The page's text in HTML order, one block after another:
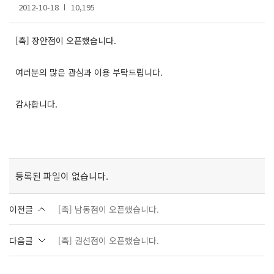
2012-10-18 10,195
[축] 장안점이 오픈했습니다.
여러분의 많은 관심과 이용 부탁드립니다.
감사합니다.
등록된 파일이 없습니다.
이전글 [축] 남동점이 오픈했습니다.
다음글 [축] 권선점이 오픈했습니다.